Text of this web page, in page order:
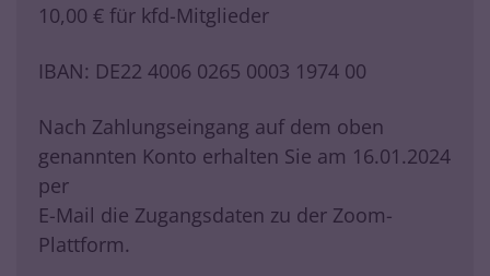
10,00 € für kfd-Mitglieder
IBAN: DE22 4006 0265 0003 1974 00
Nach Zahlungseingang auf dem oben
genannten Konto erhalten Sie am 16.01.2024
per
E-Mail die Zugangsdaten zu der Zoom-
Plattform.